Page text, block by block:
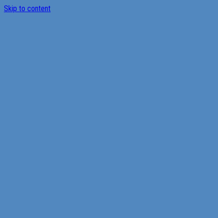
Skip to content